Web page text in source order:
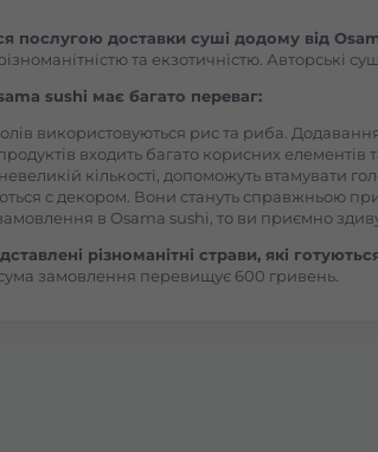
послугою доставки суші додому від
та екзотичністю. Авторські
sushi має багато переваг:
використовуються рис та риба.
входить багато корисних елементів
кількості, допоможуть втамувати
с декором. Вони стануть справжньою
в Osama sushi, то ви приємно
різноманітні страви, які
замовлення перевищує 600 гривень.